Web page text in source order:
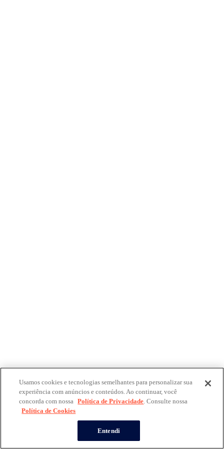
Usamos cookies e tecnologias semelhantes para personalizar sua
experiência com anúncios e conteúdos. Ao continuar, você
concorda com nossa Política de Privacidade. Consulte nossa
Política de Cookies
Entendi